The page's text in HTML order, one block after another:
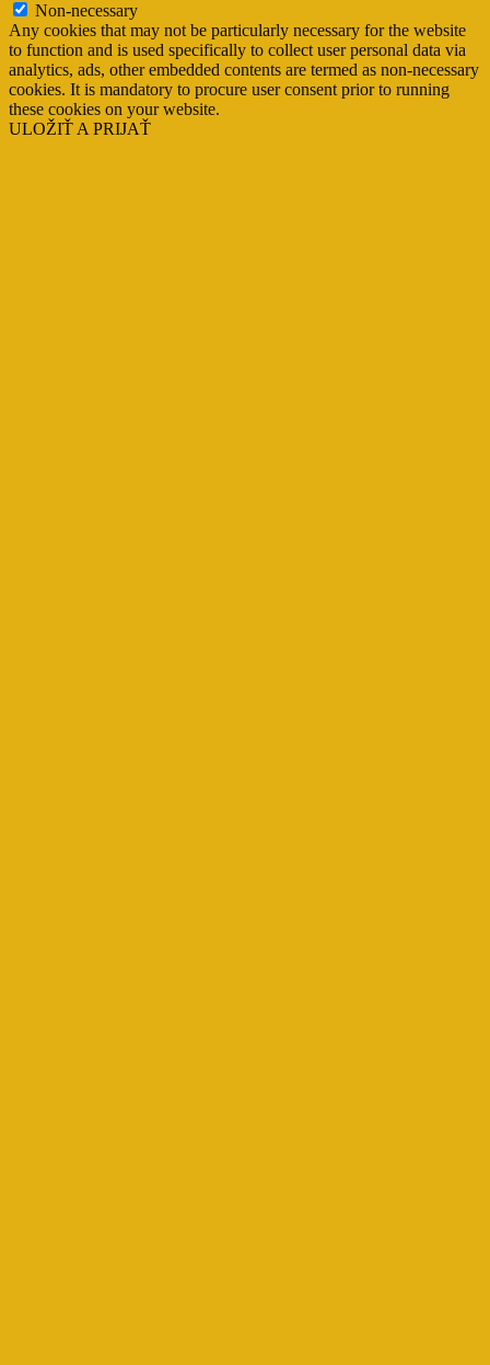
Non-necessary
Any cookies that may not be particularly necessary for the website
to function and is used specifically to collect user personal data via
analytics, ads, other embedded contents are termed as non-necessary
cookies. It is mandatory to procure user consent prior to running
these cookies on your website.
ULOŽIŤ A PRIJAŤ